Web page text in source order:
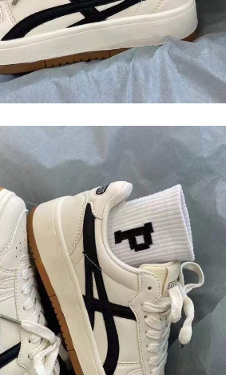
払い」（以下当サービスという）はネットプ
という）が提供し、AFTEEが代金を徴収し
に提供しなければならない個人情報（注文者
氏名、電話番号、受取人住所を含むがこれに
され当サービスで必要な範囲内で利用されま
集、処理、利用について、詳細はAFTEE公式ホ
集、処理及び利用に関する声明』をご参照く
、審査を通過すれば、最高額がNT$10,000にな
た場合、その金額に基づいて年利20%の遅延滞
の利用者は、事前に法定代理人または後見人
利用いただけます。
て疑問がある、または関連する法律の権利を
プロテクションズcs_tw@netprotections.co.jp
した個人情報を、必要な購入注文書とあわせ
、またはAFTEEにあなたの個人情報の収集、処
にご同意いただけない場合は、当サービスを選